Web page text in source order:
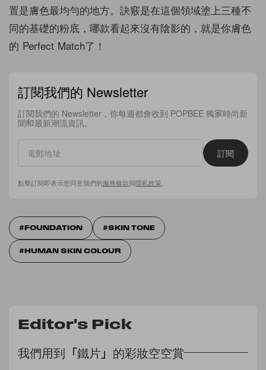
置是膚色最均勻的地方。訣竅是在這個領域塗上三種不
同的基礎的粉底，哪款看起來沒有陰影的，就是你膚色
的 Perfect Match了！
訂閱我們的 Newsletter
訂閱我們的 Newsletter，你每週都會收到 POPBEE 獨家時尚新
聞和最新潮流資訊。
訂閱
點擊訂閱即表示您同意我們的服務條款與隱私政策
FOUNDATION SKIN TONE
HUMAN SKIN COLOUR
Editor's Pick
我們用到「鐵片」的彩妝空空賞